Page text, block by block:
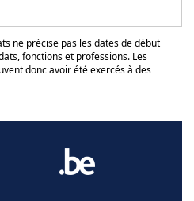
ne précise pas les dates de début
fonctions et professions. Les
donc avoir été exercés à des